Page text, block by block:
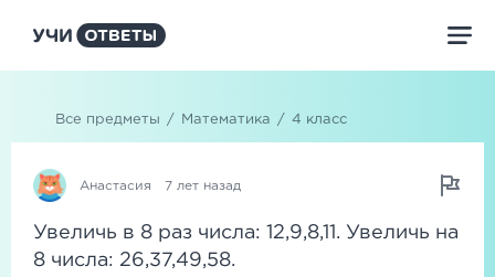
Все предметы / Математика / 4 класс
Анастасия 7 лет назад
Увеличь в 8 раз числа: 12,9,8,11. Увеличь на
8 числа: 26,37,49,58.